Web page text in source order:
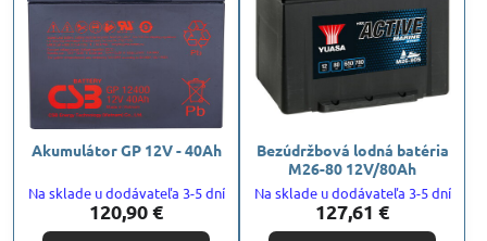
Akumulátor GP 12V - 40Ah
Na sklade u dodávateľa 3-5 dní
120,90 €
Bezúdržbová lodná batéria
M26-80 12V/80Ah
Na sklade u dodávateľa 3-5 dní
127,61 €